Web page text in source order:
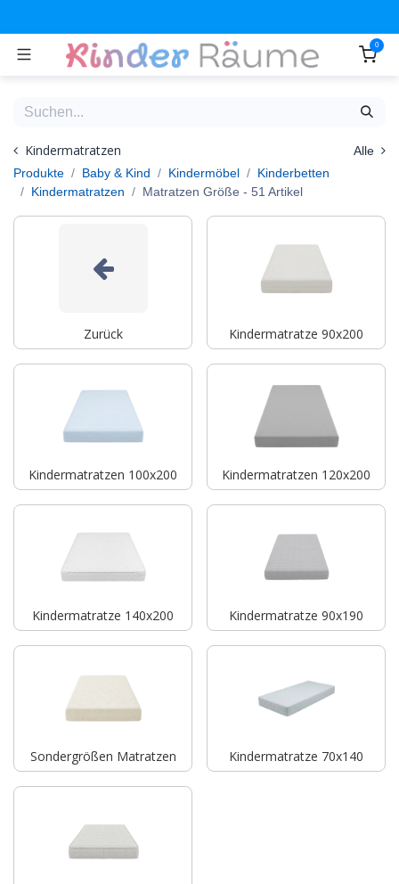
0
Kindermatratzen
Alle
Produkte
Baby & Kind Kindermöbel
Kinderbetten
Kindermatratzen
Matratzen Größe - 51 Artikel
Zurück Kindermatratze 90x200
Kindermatratzen 100x200 Kindermatratzen 120x200
Kindermatratze 140x200 Kindermatratze 90x190
Sondergrößen Matratzen Kindermatratze 70x140